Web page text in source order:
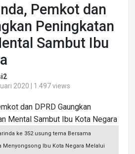
Pemkot dan
Peningkatan
Sambut Ibu
2020 | 1.497 views
ke 352 usung tema Bersama
Menyongsong Ibu Kota Negara Melalui